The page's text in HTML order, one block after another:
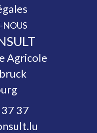
Agricole
37